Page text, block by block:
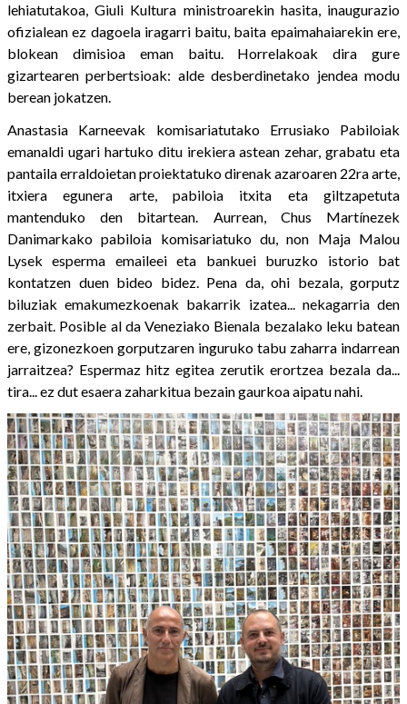
lehiatutakoa, Giuli Kultura ministroarekin hasita, inaugurazio
ofizialean ez dagoela iragarri baitu, baita epaimahaiarekin ere,
blokean dimisioa eman baitu. Horrelakoak dira gure
gizartearen perbertsioak: alde desberdinetako jendea modu
berean jokatzen.
Anastasia Karneevak komisariatutako Errusiako Pabiloiak
emanaldi ugari hartuko ditu irekiera astean zehar, grabatu eta
pantaila erraldoietan proiektatuko direnak azaroaren 22ra arte,
itxiera egunera arte, pabiloia itxita eta giltzapetuta
mantenduko den bitartean. Aurrean, Chus Martínezek
Danimarkako pabiloia komisariatuko du, non Maja Malou
Lysek esperma emaileei eta bankuei buruzko istorio bat
kontatzen duen bideo bidez. Pena da, ohi bezala, gorputz
biluziak emakumezkoenak bakarrik izatea... nekagarria den
zerbait. Posible al da Veneziako Bienala bezalako leku batean
ere, gizonezkoen gorputzaren inguruko tabu zaharra indarrean
jarraitzea? Espermaz hitz egitea zerutik erortzea bezala da...
tira... ez dut esaera zaharkitua bezain gaurkoa aipatu nahi.